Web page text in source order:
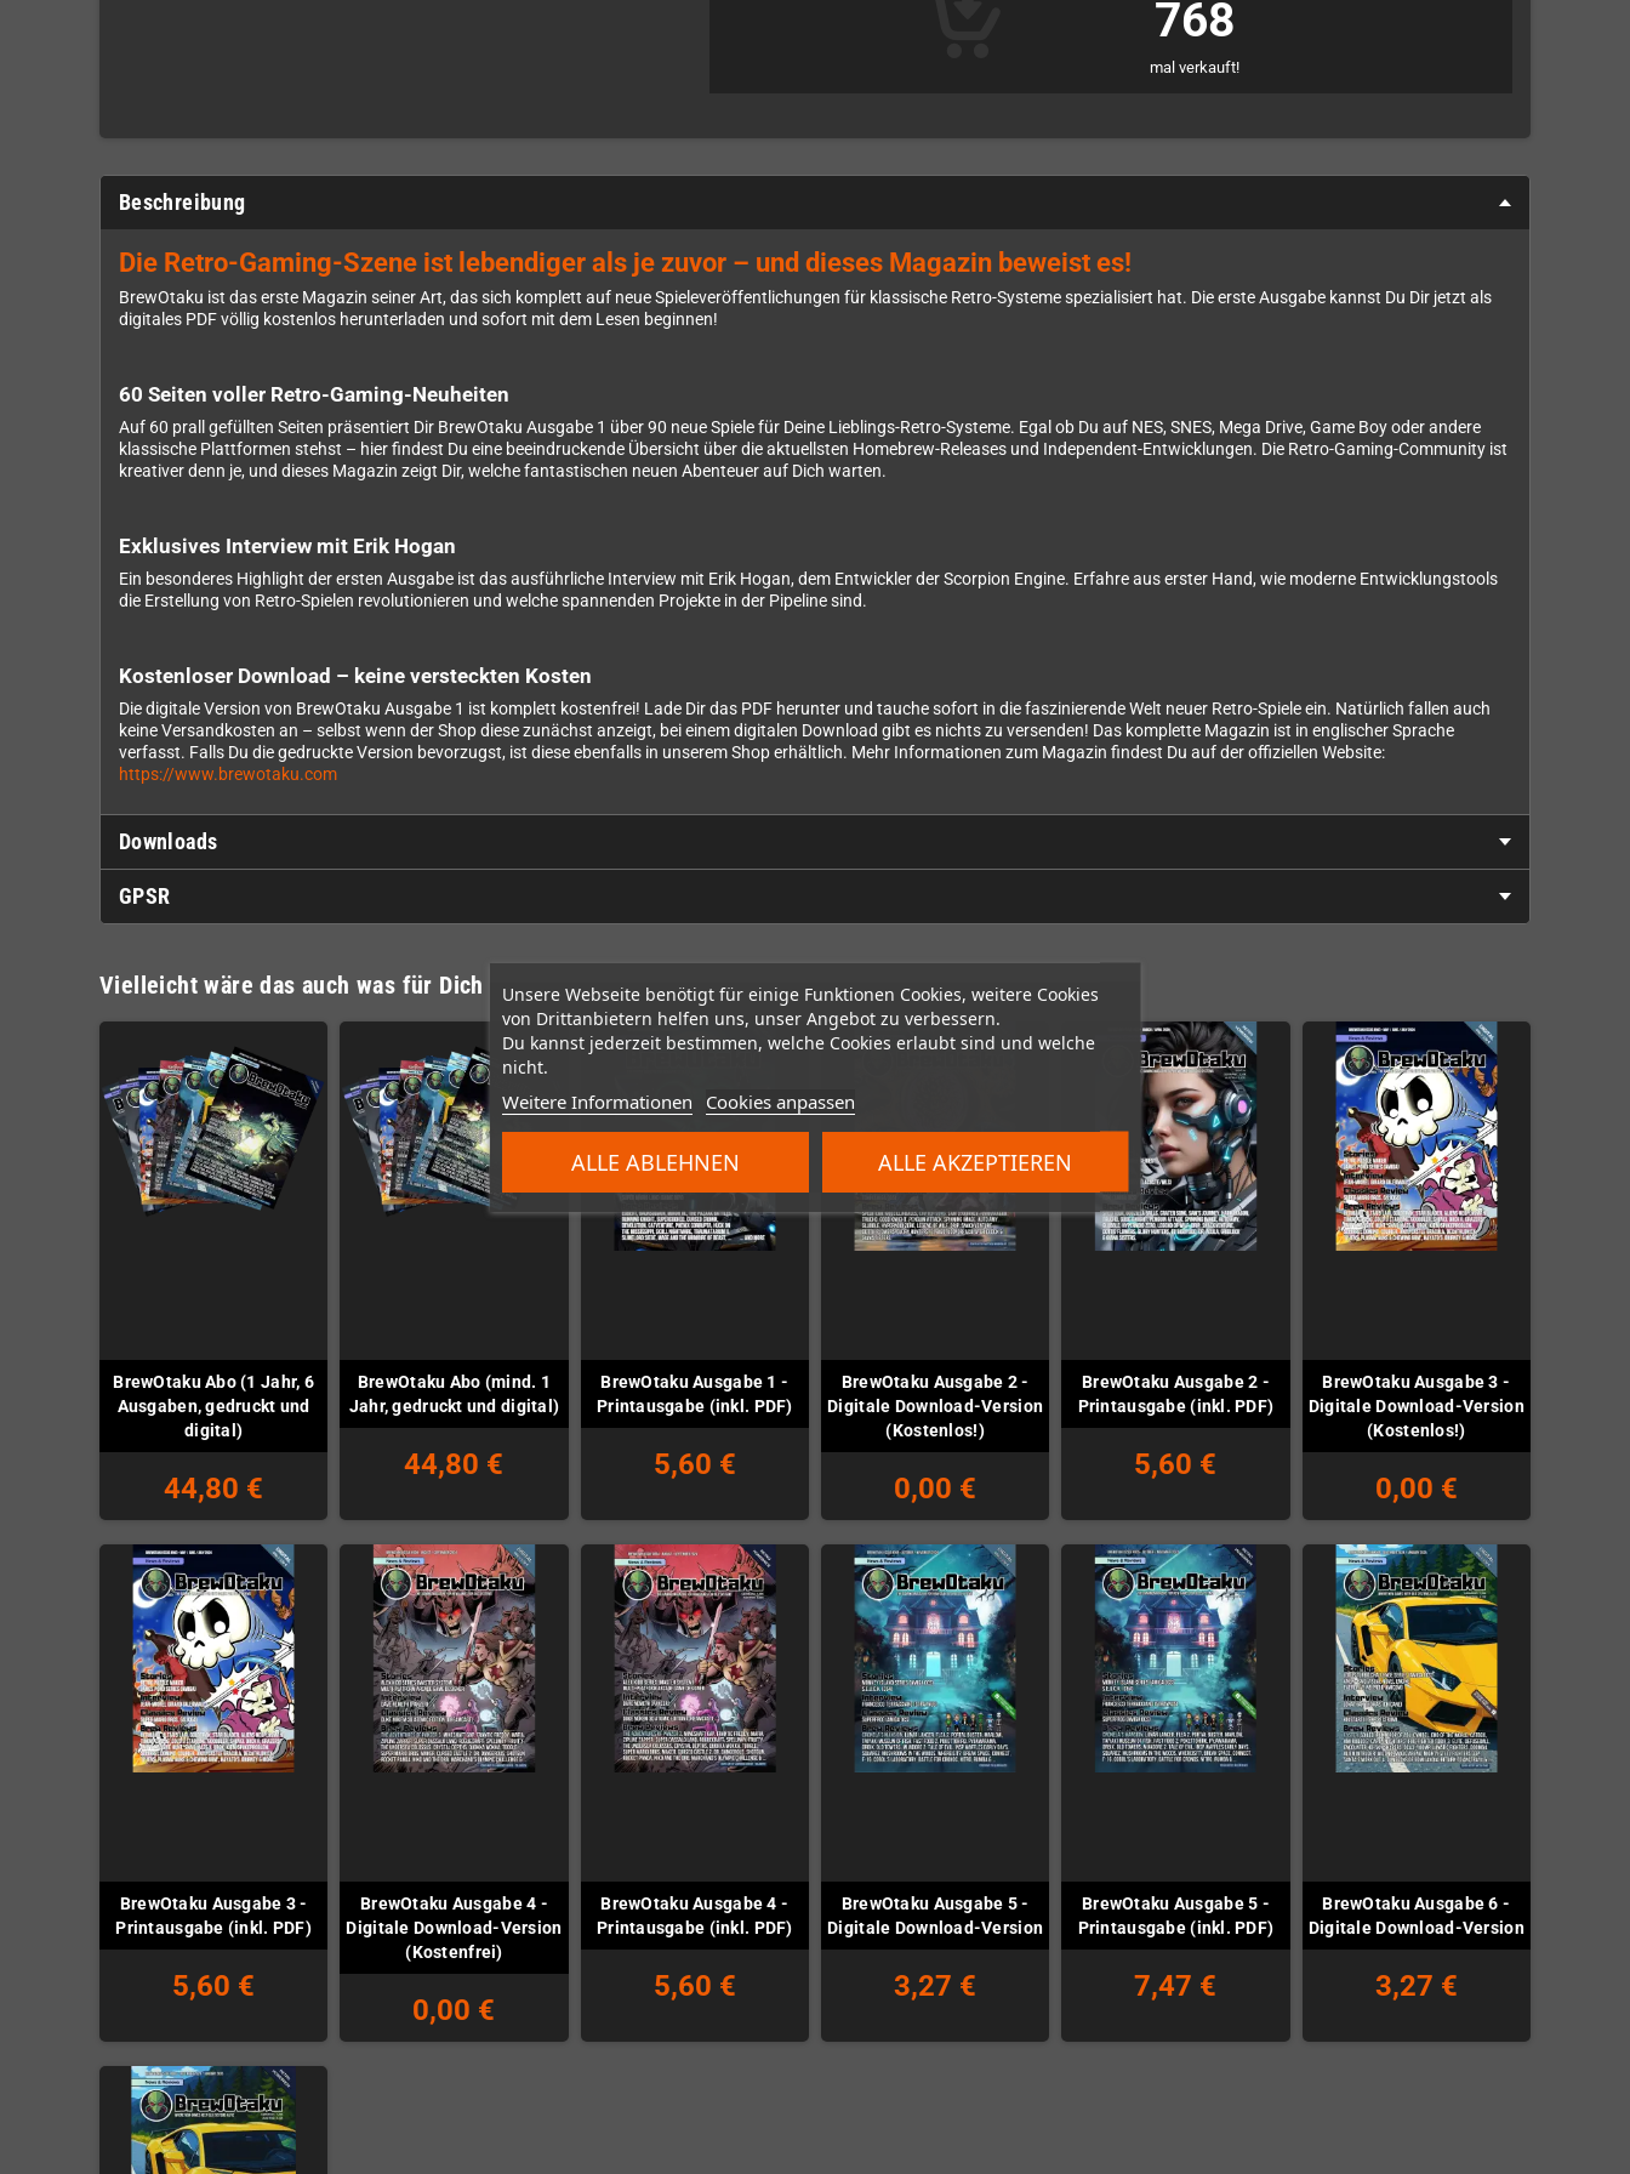
Unsere Webseite benötigt für einige Funktionen Cookies, weitere Cookies
von Drittanbietern helfen uns, unser Angebot zu verbessern.
Du kannst jederzeit bestimmen, welche Cookies erlaubt sind und welche
nicht.
Weitere Informationen Cookies anpassen
ALLE ABLEHNEN ALLE AKZEPTIEREN
768
mal verkauft!
Beschreibung
Die Retro-Gaming-Szene ist lebendiger als je zuvor – und dieses Magazin beweist es!
BrewOtaku ist das erste Magazin seiner Art, das sich komplett auf neue Spieleveröffentlichungen für klassische Retro-Systeme spezialisiert hat. Die erste Ausgabe kannst Du Dir jetzt als
digitales PDF völlig kostenlos herunterladen und sofort mit dem Lesen beginnen!
60 Seiten voller Retro-Gaming-Neuheiten
Auf 60 prall gefüllten Seiten präsentiert Dir BrewOtaku Ausgabe 1 über 90 neue Spiele für Deine Lieblings-Retro-Systeme. Egal ob Du auf NES, SNES, Mega Drive, Game Boy oder andere
klassische Plattformen stehst – hier findest Du eine beeindruckende Übersicht über die aktuellsten Homebrew-Releases und Independent-Entwicklungen. Die Retro-Gaming-Community ist
kreativer denn je, und dieses Magazin zeigt Dir, welche fantastischen neuen Abenteuer auf Dich warten.
Exklusives Interview mit Erik Hogan
Ein besonderes Highlight der ersten Ausgabe ist das ausführliche Interview mit Erik Hogan, dem Entwickler der Scorpion Engine. Erfahre aus erster Hand, wie moderne Entwicklungstools
die Erstellung von Retro-Spielen revolutionieren und welche spannenden Projekte in der Pipeline sind.
Kostenloser Download – keine versteckten Kosten
Die digitale Version von BrewOtaku Ausgabe 1 ist komplett kostenfrei! Lade Dir das PDF herunter und tauche sofort in die faszinierende Welt neuer Retro-Spiele ein. Natürlich fallen auch
keine Versandkosten an – selbst wenn der Shop diese zunächst anzeigt, bei einem digitalen Download gibt es nichts zu versenden! Das komplette Magazin ist in englischer Sprache
verfasst. Falls Du die gedruckte Version bevorzugst, ist diese ebenfalls in unserem Shop erhältlich. Mehr Informationen zum Magazin findest Du auf der offiziellen Website:
https://www.brewotaku.com
Downloads
GPSR
Vielleicht wäre das auch was für Dich
BrewOtaku Abo (1 Jahr, 6
Ausgaben, gedruckt und
digital)
44,80 €
BrewOtaku Abo (mind. 1
Jahr, gedruckt und digital)
44,80 €
BrewOtaku Ausgabe 1 -
Printausgabe (inkl. PDF)
5,60 €
BrewOtaku Ausgabe 2 -
Digitale Download-Version
(Kostenlos!)
0,00 €
BrewOtaku Ausgabe 2 -
Printausgabe (inkl. PDF)
5,60 €
BrewOtaku Ausgabe 3 -
Digitale Download-Version
(Kostenlos!)
0,00 €
BrewOtaku Ausgabe 3 -
Printausgabe (inkl. PDF)
5,60 €
BrewOtaku Ausgabe 4 -
Digitale Download-Version
(Kostenfrei)
0,00 €
BrewOtaku Ausgabe 4 -
Printausgabe (inkl. PDF)
5,60 €
BrewOtaku Ausgabe 5 -
Digitale Download-Version
3,27 €
BrewOtaku Ausgabe 5 -
Printausgabe (inkl. PDF)
7,47 €
BrewOtaku Ausgabe 6 -
Digitale Download-Version
3,27 €